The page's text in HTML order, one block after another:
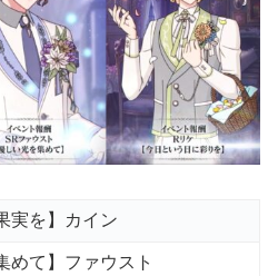
実を】カイン
めて】ファウスト